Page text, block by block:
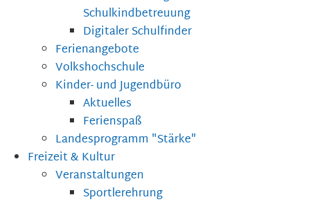
Schulkindbetreuung
Digitaler Schulfinder
Ferienangebote
Volkshochschule
Kinder- und Jugendbüro
Aktuelles
Ferienspaß
Landesprogramm "Stärke"
Freizeit & Kultur
Veranstaltungen
Sportlerehrung